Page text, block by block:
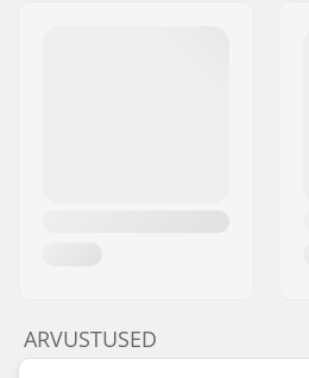
ARVUSTUSED